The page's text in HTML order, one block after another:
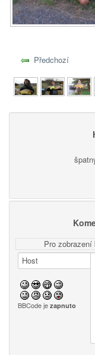
Předchozí
Pro
BBCode je zapnuto